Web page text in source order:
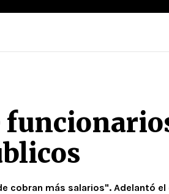
cobran más salarios". Adelantó el